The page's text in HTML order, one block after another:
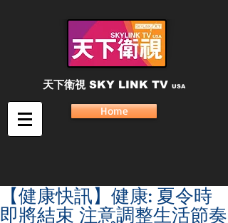
天下衛視 SKY LINK TV USA
Home
【健康快訊】健康: 夏令時
即將結束 注意調整生活節奏